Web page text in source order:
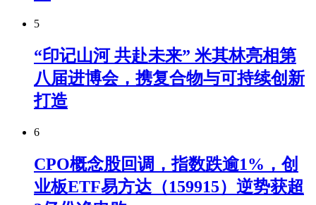
5
“印记山河 共赴未来” 米其林亮相第
八届进博会，携复合物与可持续创新
打造
6
CPO概念股回调，指数跌逾1%，创
业板ETF易方达（159915）逆势获超